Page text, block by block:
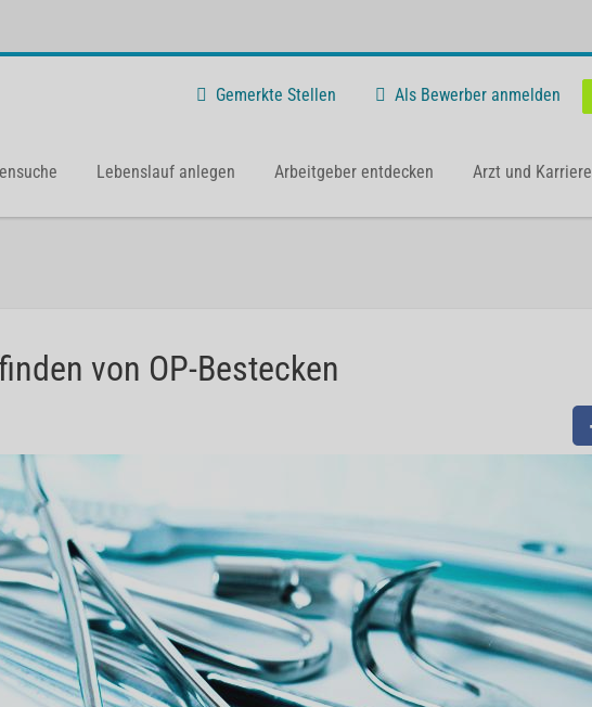
Gemerkte Stellen Als Bewerber anmelden
Lebenslauf anlegen Arbeitgeber entdecken Arzt und Karriere
von OP-Bestecken